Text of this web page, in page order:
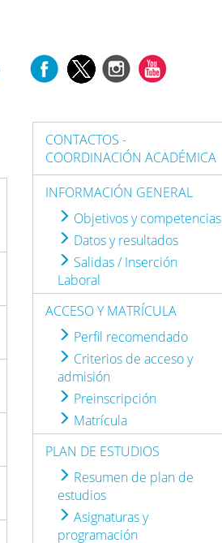
CONTACTOS -
COORDINACIÓN ACADÉMICA
INFORMACIÓN GENERAL
Objetivos y competencias
Datos y resultados
Salidas / Inserción
Laboral
ACCESO Y MATRÍCULA
Perfil recomendado
Criterios de acceso y
admisión
Preinscripción
Matrícula
PLAN DE ESTUDIOS
Resumen de plan de
estudios
Asignaturas y
programación